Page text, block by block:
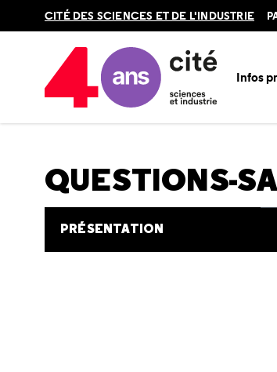
en
CITÉ DES SCIENCES ET DE L'INDUSTRIE
Infos
Accueil Au programme
QUESTIONS-
PRÉSENTATION